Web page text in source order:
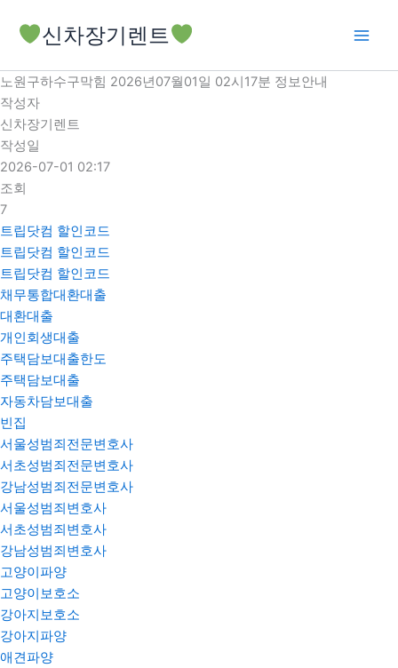
로
건
너
뛰
기
신차장기렌트
노원구하수구막힘 2026년07월01일 02시17분 정보안내
작성자
신차장기렌트
작성일
2026-07-01 02:17
조회
7
트립닷컴 할인코드
트립닷컴 할인코드
트립닷컴 할인코드
채무통합대환대출
대환대출
개인회생대출
주택담보대출한도
주택담보대출
자동차담보대출
빈집
서울성범죄전문변호사
서초성범죄전문변호사
강남성범죄전문변호사
서울성범죄변호사
서초성범죄변호사
강남성범죄변호사
고양이파양
고양이보호소
강아지보호소
강아지파양
애견파양